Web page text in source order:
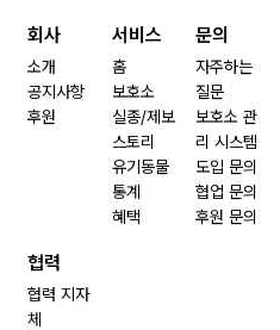
회사
소개
공지사항
후원
서비스
홈
보호소
실종/제보
스토리
유기동물
통계
혜택
문의
자주하는
질문
보호소 관
리 시스템
도입 문의
협업 문의
후원 문의
협력
협력 지자
체